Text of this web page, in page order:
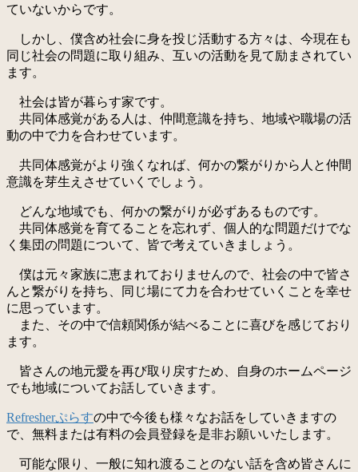
ていないからです。
しかし、僕含め社会に身を投じ活動する方々は、今現在も
同じ社会の問題に取り組み、互いの活動を見て励まされてい
ます。
社会は皆が暮らす家です。
共同体感覚がある人は、仲間意識を持ち、地域や職場の活
動の中で力を合わせています。
共同体感覚がより強くなれば、何かの繋がりから人と仲間
意識を芽生えさせていくでしょう。
どんな地域でも、何かの繋がりが必ずあるものです。
共同体感覚を育てることを忘れず、個人的な問題だけでな
く集団の問題について、皆で考えていきましょう。
僕は元々家族に恵まれておりませんので、社会の中で皆さ
んと繋がりを持ち、同じ場にて力を合わせていくことを幸せ
に思っています。
また、その中で信頼関係が結べることに喜びを感じており
ます。
皆さんの地元愛を再び取り戻すため、自身のホームページ
でも地域についてお話していきます。
Refresherぷらすの中で今後も様々なお話をしていきますの
で、無料または有料の会員登録を是非お願いいたします。
可能な限り、一般に知れ渡ることのない話を含め皆さんに